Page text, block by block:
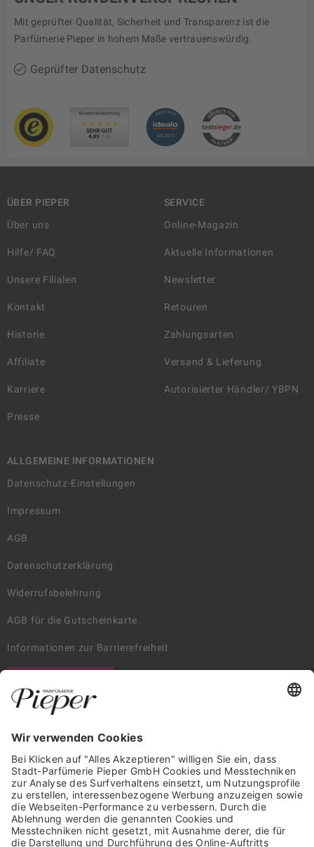
Mit geprüfter Qualität, Sicherheit und Transparenz ist die
Parfümerie Pieper in hohem Maße vertrauenswürdig.
Geprüfter Datenschutz
ÜBER PIEPER
Über uns
Hilfe/ FAQ
Unsere Filialen
Kontakt
Historie
Affiliate
Karriere
Presse
SERVICE
Online-Magazin
Aktuelle Informationen
Newsletter
Retouren
Zahlungsarten
Versand & Lieferung
Autorisierter Händler/ YBPN
ALLGEMEINE INFORMATIONEN
Datenschutz-Einstellungen
Impressum
AGB
Datenschutzerklärung
Widerrufsbelehrung
AGB für die Gutscheinkarte
Informationen zur Barrierefreiheit
Trusted Shops Mitglied seit 2010